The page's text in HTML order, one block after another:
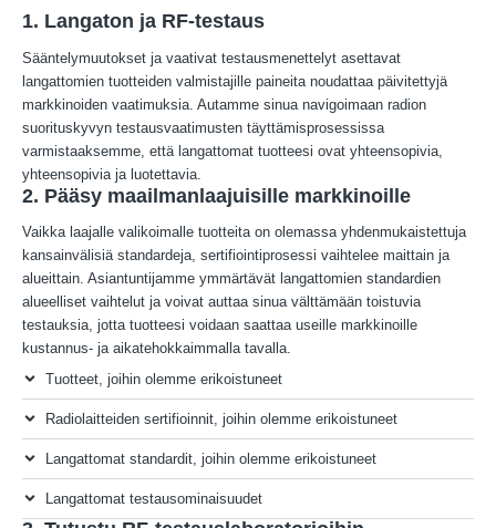
1. Langaton ja RF-testaus
Sääntelymuutokset ja vaativat testausmenettelyt asettavat
langattomien tuotteiden valmistajille paineita noudattaa päivitettyjä
markkinoiden vaatimuksia. Autamme sinua navigoimaan radion
suorituskyvyn testausvaatimusten täyttämisprosessissa
varmistaaksemme, että langattomat tuotteesi ovat yhteensopivia,
yhteensopivia ja luotettavia.
2. Pääsy maailmanlaajuisille markkinoille
Vaikka laajalle valikoimalle tuotteita on olemassa yhdenmukaistettuja
kansainvälisiä standardeja, sertifiointiprosessi vaihtelee maittain ja
alueittain. Asiantuntijamme ymmärtävät langattomien standardien
alueelliset vaihtelut ja voivat auttaa sinua välttämään toistuvia
testauksia, jotta tuotteesi voidaan saattaa useille markkinoille
kustannus- ja aikatehokkaimmalla tavalla.
Tuotteet, joihin olemme erikoistuneet
Radiolaitteiden sertifioinnit, joihin olemme erikoistuneet
Langattomat standardit, joihin olemme erikoistuneet
Langattomat testausominaisuudet